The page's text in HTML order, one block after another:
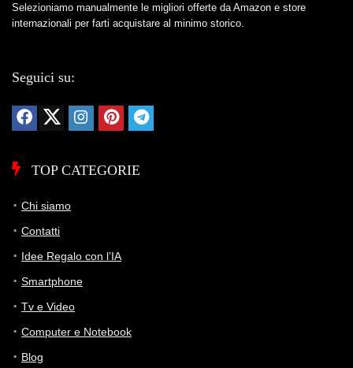
Selezioniamo manualmente le migliori offerte da Amazon e store
internazionali per farti acquistare al minimo storico.
Seguici su:
TOP CATEGORIE
Chi siamo
Contatti
Idee Regalo con l’IA
Smartphone
Tv e Video
Computer e Notebook
Blog